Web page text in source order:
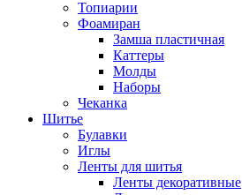
Топиарии
Фоамиран
Замша пластичная
Каттеры
Молды
Наборы
Чеканка
Шитье
Булавки
Иглы
Ленты для шитья
Ленты декоративные